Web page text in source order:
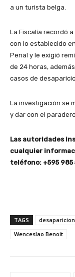
a un turista belga.
La Fiscalía recordó
con lo establecido
Penal y le exigió
de 24 horas,
casos de
La investigación se
y dar con el
Las autoridades
cualquier
teléfono: +595 985
TAGS
Wenceslao Benoit